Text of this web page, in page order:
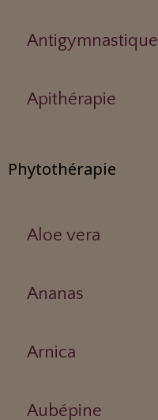
Antigymnastique
Apithérapie
Phytothérapie
Aloe vera
Ananas
Arnica
Aubépine